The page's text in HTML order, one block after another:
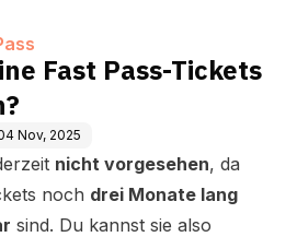
Fast Pass-Tickets
Nov, 2025
nicht vorgesehen, da
noch drei Monate lang
sind. Du kannst sie also